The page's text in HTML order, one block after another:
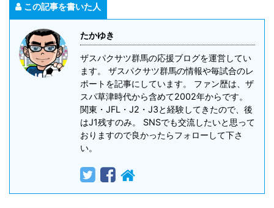
この記事を書いた人
たかゆき
ザスパクサツ群馬の応援ブログを運営してい
ます。 ザスパクサツ群馬の情報や毎試合のレ
ポートを記事にしています。 ファン歴は、ザ
スパ草津時代から含めて2002年からです。
関東・JFL・J2・J3と経験してきたので、後
はJ1残すのみ。 SNSでも交流したいと思って
おりますので良かったらフォローして下さ
い。